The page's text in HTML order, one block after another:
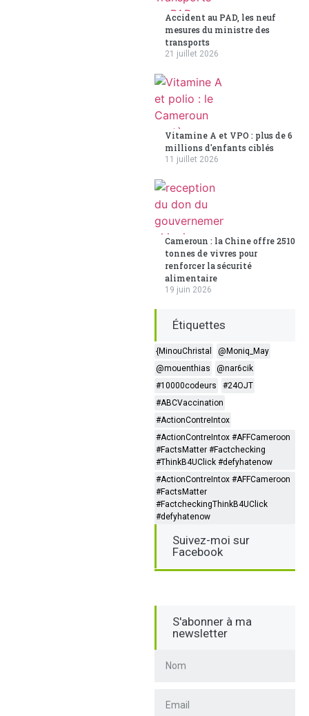
Accident au PAD, les neuf
mesures du ministre des
transports
21 juillet 2026
Vitamine A et VPO : plus de 6
millions d'enfants ciblés
11 juillet 2026
Cameroun : la Chine offre 2510
tonnes de vivres pour
renforcer la sécurité
alimentaire
19 juin 2026
Étiquettes
{MinouChristal
@Moniq_May
@mouenthias
@nar6cik
#10000codeurs
#24OJT
#ABCVaccination
#ActionContreIntox
#ActionContreIntox #AFFCameroon
#FactsMatter #Factchecking
#ThinkB4UClick #defyhatenow
#ActionContreIntox #AFFCameroon
#FactsMatter
#FactcheckingThinkB4UClick
#defyhatenow
Suivez-moi sur
Facebook
S'abonner à ma
newsletter